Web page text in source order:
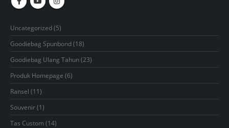
Uncategorized 55
products
Goodiebag Spunbond 1818
products
Goodiebag Ulang Tahun 2323
products
Produk Homepage 66
products
Ransel 1111
products
Souvenir 11
product
Tas Custom 1414